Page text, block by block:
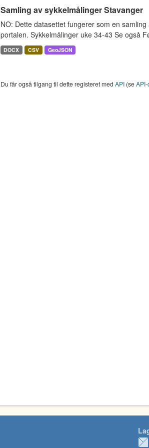
Samling av sykkelmålinger Stavanger
NO: Dette datasettet fungerer som en
portalen. Sykkelmålinger uke 34-43 Se også
DOCX CSV GeoJSON
Du får også tilgang til dette registeret med API(se